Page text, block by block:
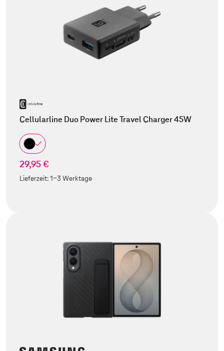
Cellularline Duo Power Lite Travel Charger 45W
29,95 €
Lieferzeit:1-3 Werktage